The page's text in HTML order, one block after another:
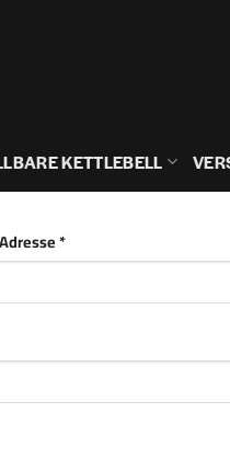
KETTLEBELL
*Erforderlich